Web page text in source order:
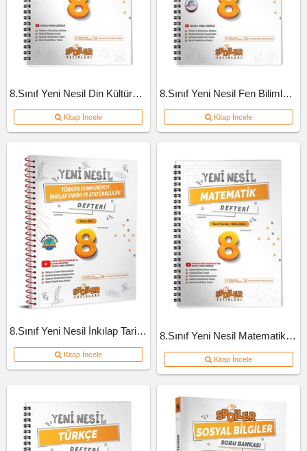
8.Sınıf Yeni Nesil Din Kültürü Defteri
Kitap İncele
8.Sınıf Yeni Nesil Fen Bilimleri Defteri
Kitap İncele
8.Sınıf Yeni Nesil İnkılap Tarihi Defteri
Kitap İncele
8.Sınıf Yeni Nesil Matematik Defteri
Kitap İncele